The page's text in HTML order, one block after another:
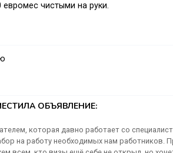
евромес чистыми на руки.
работодатель встречает
ОБЪЯВЛЕНИЕ:
которая давно работает со
на работу необходимых нам работников.